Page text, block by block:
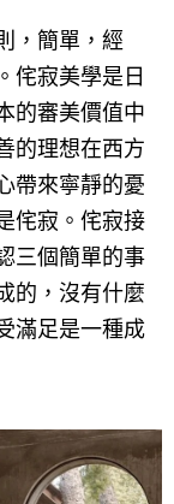
，簡單，經
侘寂美學是日
的審美價值中
的理想在西方
帶來寧靜的憂
侘寂。侘寂接
三個簡單的事
的，沒有什麼
滿足是一種成